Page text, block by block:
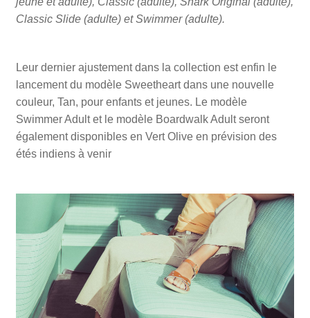
Classic Slide (adulte) et Swimmer (adulte).
Leur dernier ajustement dans la collection est enfin le
lancement du modèle Sweetheart dans une nouvelle
couleur, Tan, pour enfants et jeunes. Le modèle
Swimmer Adult et le modèle Boardwalk Adult seront
également disponibles en Vert Olive en prévision des
étés indiens à venir